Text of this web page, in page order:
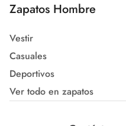
Zapatos Hombre
Vestir
Casuales
Deportivos
Ver todo en zapatos